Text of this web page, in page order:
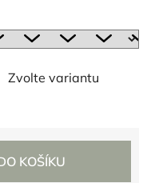
Zvolte variantu
KOŠÍKU